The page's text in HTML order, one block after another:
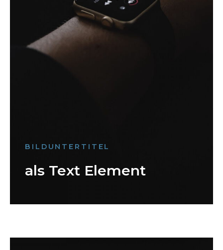
BILDUNTERTITEL
als Text Element